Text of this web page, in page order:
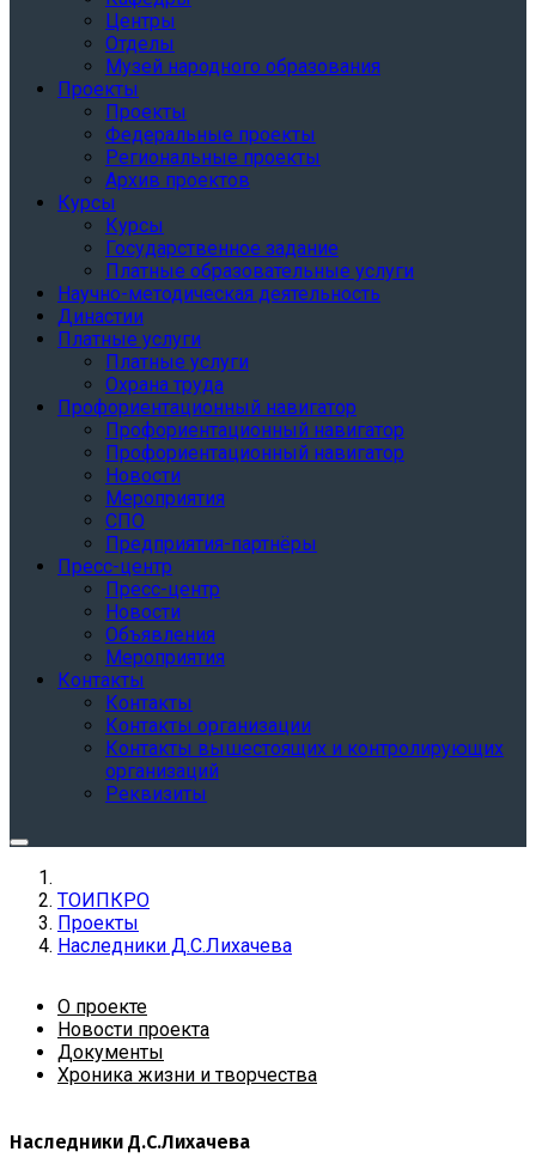
Центры
Отделы
Музей народного образования
Проекты
Проекты
Федеральные проекты
Региональные проекты
Архив проектов
Курсы
Курсы
Государственное задание
Платные образовательные услуги
Научно-методическая деятельность
Династии
Платные услуги
Платные услуги
Охрана труда
Профориентационный навигатор
Профориентационный навигатор
Профориентационный навигатор
Новости
Мероприятия
СПО
Предприятия-партнёры
Пресс-центр
Пресс-центр
Новости
Объявления
Мероприятия
Контакты
Контакты
Контакты организации
Контакты вышестоящих и контролирующих
организаций
Реквизиты
ТОИПКРО
Проекты
Наследники Д.С.Лихачева
О проекте
Новости проекта
Документы
Хроника жизни и творчества
Наследники Д.С.Лихачева